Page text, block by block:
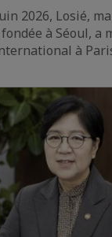
2026, Losié,
à Séoul, a
à